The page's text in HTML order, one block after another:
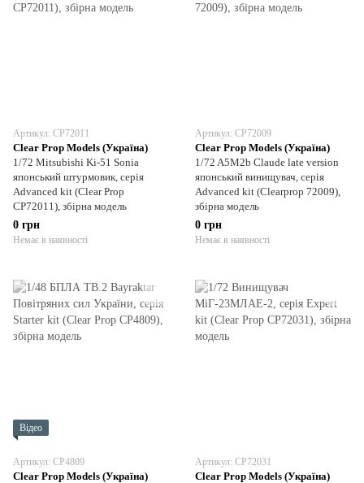
Артикул: CP72011
Clear Prop Models (Україна)
1/72 Mitsubishi Ki-51 Sonia
японський штурмовик, серія
Advanced kit (Clear Prop
CP72011), збірна модель
0 грн
Немає в наявності
Артикул: CP72009
Clear Prop Models (Україна)
1/72 A5M2b Claude late version
японський винищувач, серія
Advanced kit (Clearprop 72009),
збірна модель
0 грн
Немає в наявності
Відео
Артикул: CP4809
Clear Prop Models (Україна)
Артикул: CP72031
Clear Prop Models (Україна)